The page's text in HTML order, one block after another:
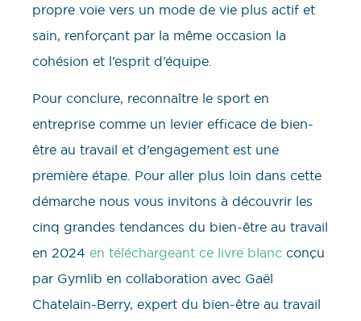
propre voie vers un mode de vie plus actif et
sain, renforçant par la même occasion la
cohésion et l’esprit d’équipe.
Pour conclure, reconnaître le sport en
entreprise comme un levier efficace de bien-
être au travail et d’engagement est une
première étape. Pour aller plus loin dans cette
démarche nous vous invitons à découvrir les
cinq grandes tendances du bien-être au travail
en 2024 en téléchargeant ce livre blanc conçu
par Gymlib en collaboration avec Gaël
Chatelain-Berry, expert du bien-être au travail